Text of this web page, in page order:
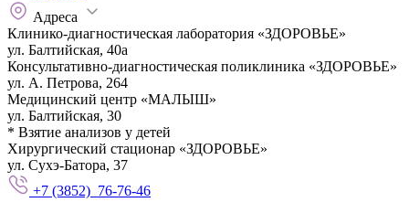
Адреса
Клинико-диагностическая лаборатория «ЗДОРОВЬЕ»
ул. Балтийская, 40а
Консультативно-диагностическая поликлиника «ЗДОРОВЬЕ»
ул. А. Петрова, 264
Медицинский центр «МАЛЫШ»
ул. Балтийская, 30
* Взятие анализов у детей
Хирургический стационар «ЗДОРОВЬЕ»
ул. Сухэ-Батора, 37
+7 (3852) 76-76-46